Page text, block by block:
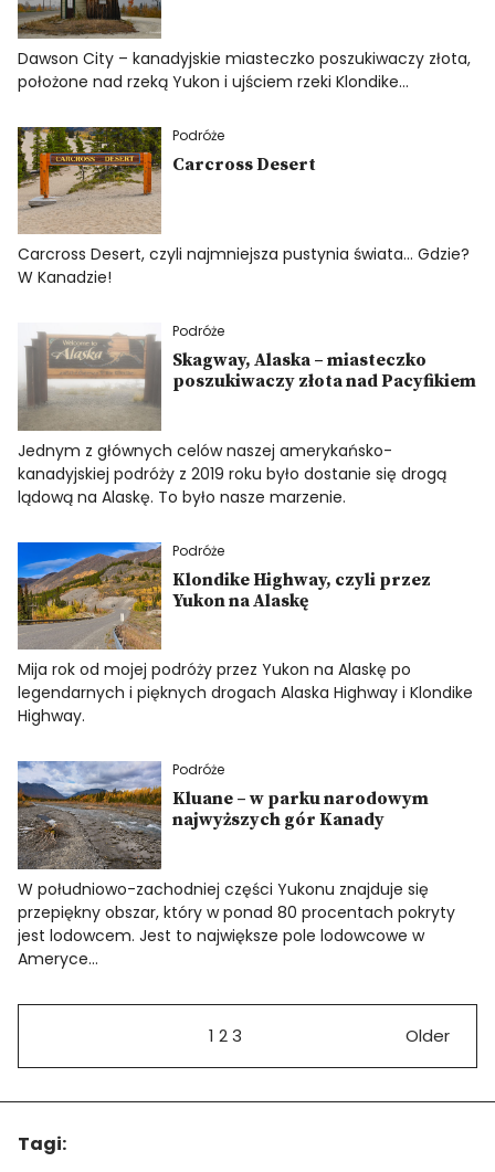
Dawson City – kanadyjskie miasteczko poszukiwaczy złota,
położone nad rzeką Yukon i ujściem rzeki Klondike…
Podróże
Carcross Desert
Carcross Desert, czyli najmniejsza pustynia świata… Gdzie?
W Kanadzie!
Podróże
Skagway, Alaska – miasteczko
poszukiwaczy złota nad Pacyfikiem
Jednym z głównych celów naszej amerykańsko-
kanadyjskiej podróży z 2019 roku było dostanie się drogą
lądową na Alaskę. To było nasze marzenie.
Podróże
Klondike Highway, czyli przez
Yukon na Alaskę
Mija rok od mojej podróży przez Yukon na Alaskę po
legendarnych i pięknych drogach Alaska Highway i Klondike
Highway.
Podróże
Kluane – w parku narodowym
najwyższych gór Kanady
W południowo-zachodniej części Yukonu znajduje się
przepiękny obszar, który w ponad 80 procentach pokryty
jest lodowcem. Jest to największe pole lodowcowe w
Ameryce…
1 23 Older
Tagi: